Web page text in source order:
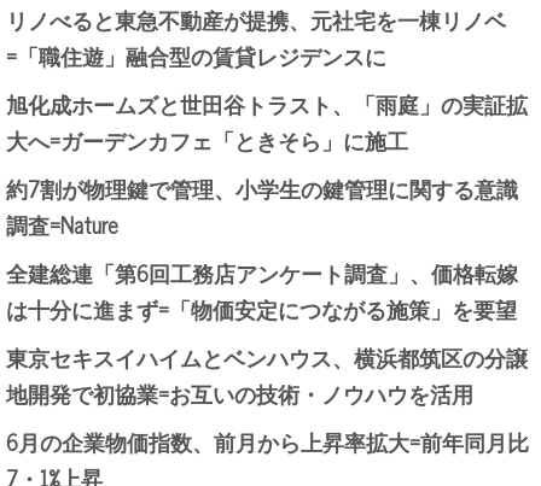
リノべると東急不動産が提携、元社宅を一棟リノベ
=「職住遊」融合型の賃貸レジデンスに
旭化成ホームズと世田谷トラスト、「雨庭」の実証拡
大へ=ガーデンカフェ「ときそら」に施工
約7割が物理鍵で管理、小学生の鍵管理に関する意識
調査=Nature
全建総連「第6回工務店アンケート調査」、価格転嫁
は十分に進まず=「物価安定につながる施策」を要望
東京セキスイハイムとベンハウス、横浜都筑区の分譲
地開発で初協業=お互いの技術・ノウハウを活用
6月の企業物価指数、前月から上昇率拡大=前年同月比
7・1%上昇